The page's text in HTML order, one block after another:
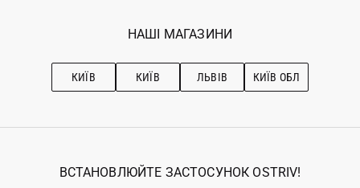
Ostriv Club+
Наші магазини
Рекомендації з догляду
НАШІ МАГАЗИНИ
КИЇВ КИЇВ ЛЬВІВ КИЇВ ОБЛ
ВСТАНОВЛЮЙТЕ ЗАСТОСУНОК OSTRIV!